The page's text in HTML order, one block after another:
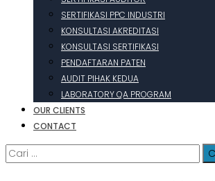
SERTIFIKASI PPC INDUSTRI
KONSULTASI AKREDITASI
KONSULTASI SERTIFIKASI
PENDAFTARAN PATEN
AUDIT PIHAK KEDUA
LABORATORY QA PROGRAM
OUR CLIENTS
CONTACT
Cari
untuk: